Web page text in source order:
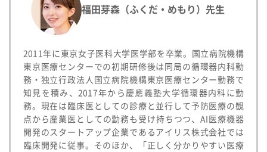
福田芽森（ふくだ・めもり）先生
2011年に東京女子医科大学医学部を卒業。国立病院機構
東京医療センターでの初期研修後は同局の循環器内科勤
務・独立行政法人国立病院機構東京医療センター勤務で
知見を積み、2017年から慶應義塾大学循環器内科に勤
務。現在は臨床医としての診療と並行して予防医療の観
点から産業医としての勤務も受け持ちつつ、AI医療機器
開発のスタートアップ企業であるアイリス株式会社では
臨床開発に従事。そのほか、「正しく分かりやすい医療